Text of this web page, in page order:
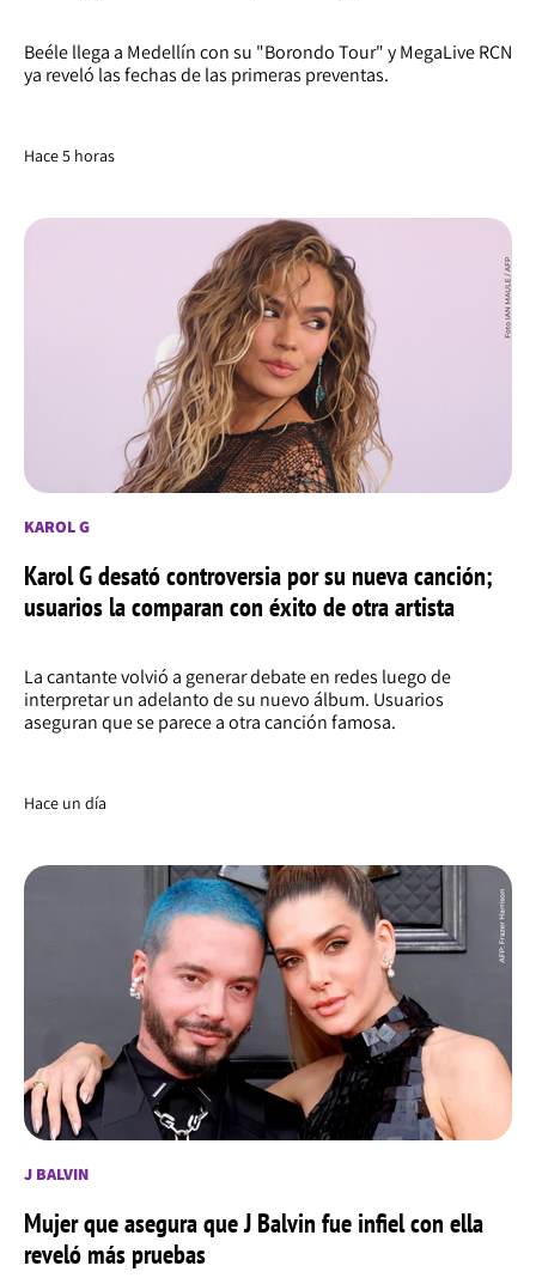
Beéle llega a Medellín con su "Borondo Tour" y MegaLive RCN
ya reveló las fechas de las primeras preventas.
Hace 5 horas
KAROL G
Karol G desató controversia por su nueva canción;
usuarios la comparan con éxito de otra artista
La cantante volvió a generar debate en redes luego de
interpretar un adelanto de su nuevo álbum. Usuarios
aseguran que se parece a otra canción famosa.
Hace un día
J BALVIN
Mujer que asegura que J Balvin fue infiel con ella
reveló más pruebas